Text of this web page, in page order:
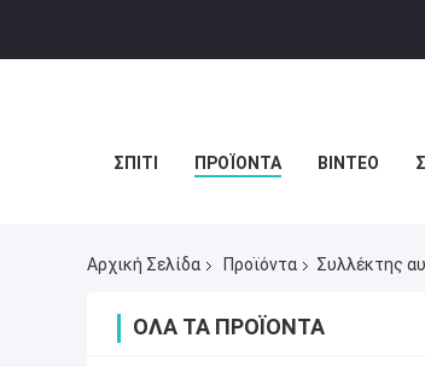
ΣΠΊΤΙ ΠΡΟΪΌΝΤΑ ΒΊΝΤΕΟ
Αρχική Σελίδα Προϊόντα Συλλέκτης
ΌΛΑ ΤΑ ΠΡΟΪΌΝΤΑ